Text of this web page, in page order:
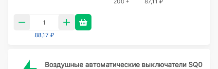
88,17 ₽
Воздушные автоматические выключатели SQ0